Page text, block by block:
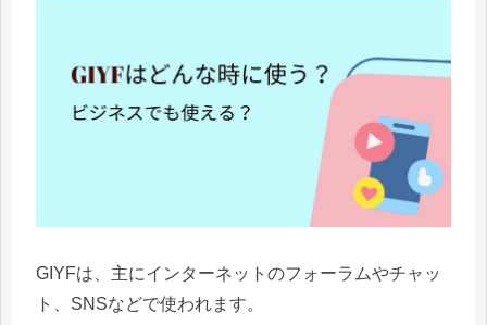
GIYFは、主にインターネットのフォーラムやチャッ
ト、SNSなどで使われます。